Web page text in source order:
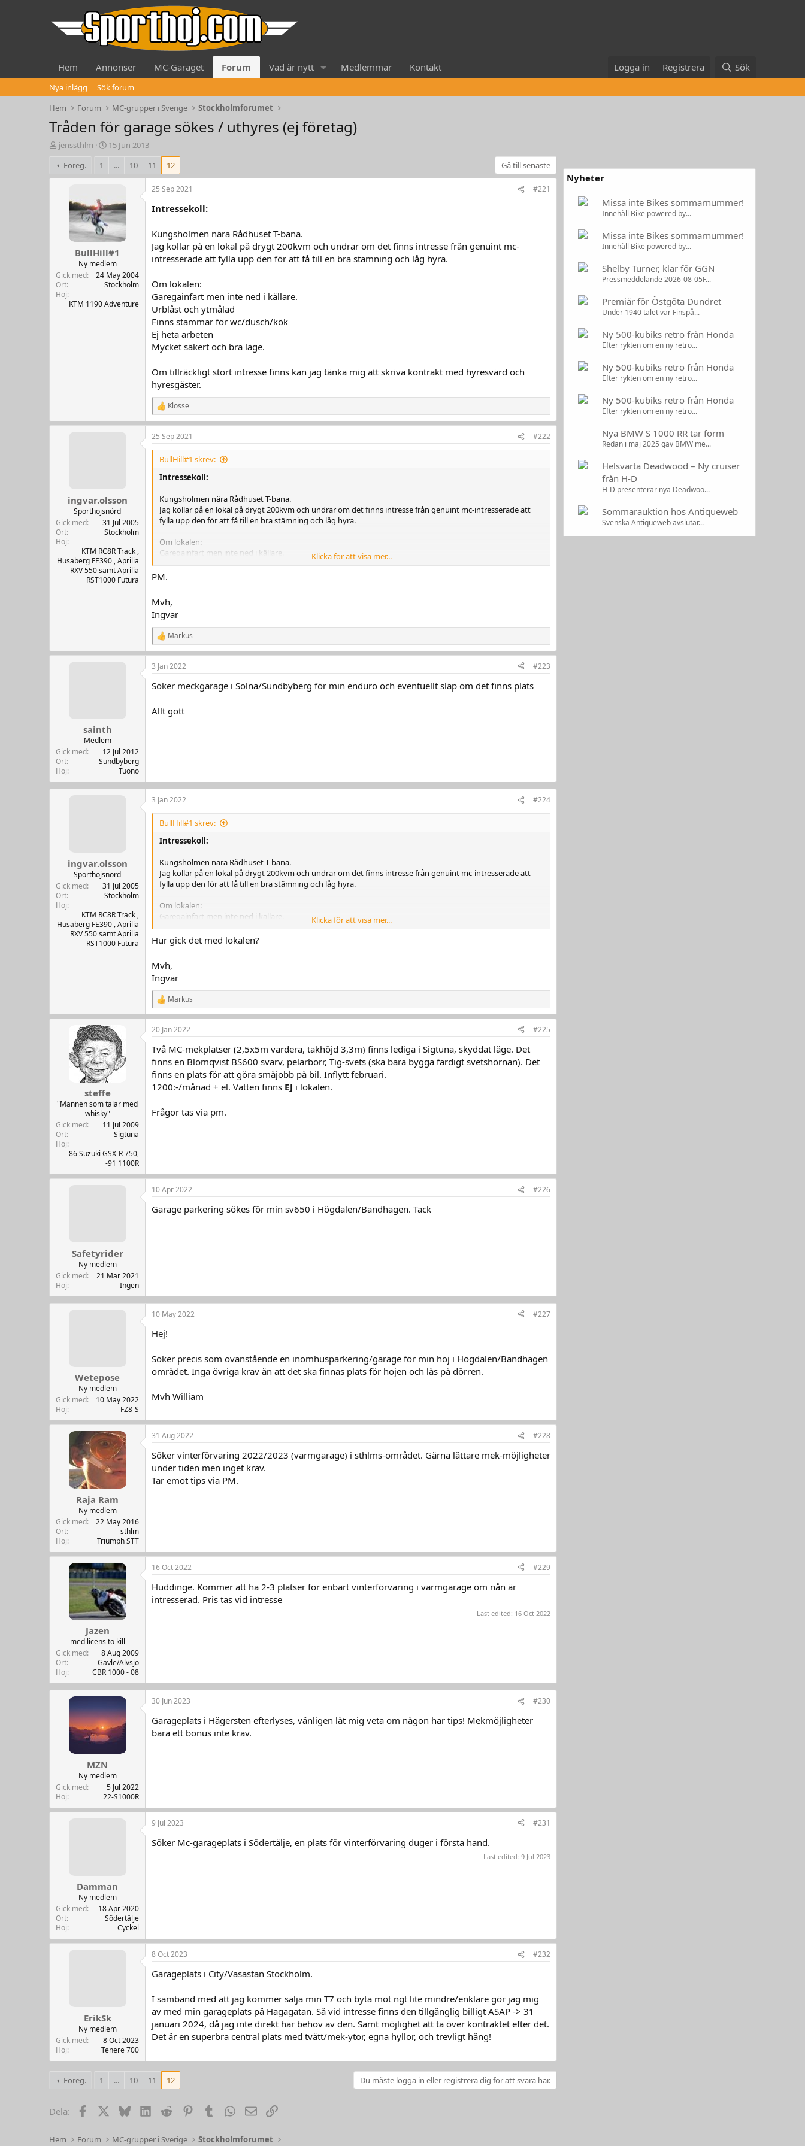
Hem Annonser MC-Garaget Forum Vad är nytt Medlemmar Kontakt Logga in Registrera Sök
Nya inlägg
Sök forum
Hem
Forum MC-grupper i Sverige Stockholmforumet
Tråden för garage sökes / uthyres (ej företag)
T
r
e
r
jenssthlm
S
r
a
t
e
15 Jun 2013
Föreg.
1 ... 10 11 12 Gå till senaste
BullHill#1
Ny medlem
Gick med
24 May 2004
Ort
Stockholm
Hoj
KTM 1190 Adventure
25 Sep 2021 #221
Intressekoll:
Kungsholmen nära Rådhuset T-bana.
Jag kollar på en lokal på drygt 200kvm och undrar om det finns intresse från genuint mc-
intresserade att fylla upp den för att få till en bra stämning och låg hyra.
Om lokalen:
Garegainfart men inte ned i källare.
Urblåst och ytmålad
Finns stammar för wc/dusch/kök
Ej heta arbeten
Mycket säkert och bra läge.
Om tillräckligt stort intresse finns kan jag tänka mig att skriva kontrakt med hyresvärd och
hyresgäster.
R
e
a
k
t
n
Klosse
ingvar.olsson
Sporthojsnörd
Gick med
31 Jul 2005
Ort
Stockholm
Hoj
KTM RC8R Track ,
Husaberg FE390 , Aprilia
RXV 550 samt Aprilia
RST1000 Futura
25 Sep 2021 #222
BullHill#1 skrev:
Intressekoll:
Kungsholmen nära Rådhuset T-bana.
Jag kollar på en lokal på drygt 200kvm och undrar om det finns intresse från genuint mc-intresserade att
fylla upp den för att få till en bra stämning och låg hyra.
Om lokalen:
Garegainfart men inte ned i källare.
Urblåst och ytmålad
Finns stammar för wc/dusch/kök
Om tillräckligt stort intresse finns kan jag tänka mig att skriva kontrakt med hyresvärd och hyresgäster.
Klicka för att visa mer...
PM.
Mvh,
Ingvar
R
e
a
k
i
n
e
Markus
sainth
Medlem
Gick med
12 Jul 2012
Ort
Sundbyberg
Hoj
Tuono
3 Jan 2022 #223
Söker meckgarage i Solna/Sundbyberg för min enduro och eventuellt släp om det finns plats
Allt gott
ingvar.olsson
Sporthojsnörd
Gick med
31 Jul 2005
Ort
Stockholm
Hoj
KTM RC8R Track ,
Husaberg FE390 , Aprilia
RXV 550 samt Aprilia
RST1000 Futura
3 Jan 2022 #224
BullHill#1 skrev:
Intressekoll:
Kungsholmen nära Rådhuset T-bana.
Jag kollar på en lokal på drygt 200kvm och undrar om det finns intresse från genuint mc-intresserade att
fylla upp den för att få till en bra stämning och låg hyra.
Om lokalen:
Garegainfart men inte ned i källare.
Urblåst och ytmålad
Finns stammar för wc/dusch/kök
Ej heta arbeten
Om tillräckligt stort intresse finns kan jag tänka mig att skriva kontrakt med hyresvärd och hyresgäster.
Klicka för att visa mer...
Hur gick det med lokalen?
Mvh,
Ingvar
R
e
a
k
i
o
n
e
r
Markus
steffe
"Mannen som talar med
whisky"
Gick med
11 Jul 2009
Ort
Sigtuna
Hoj
-86 Suzuki GSX-R 750,
-91 1100R
20 Jan 2022 #225
Två MC-mekplatser (2,5x5m vardera, takhöjd 3,3m) finns lediga i Sigtuna, skyddat läge. Det
finns en Blomqvist BS600 svarv, pelarborr, Tig-svets (ska bara bygga färdigt svetshörnan). Det
finns en plats för att göra småjobb på bil. Inflytt februari.
1200:-/månad + el. Vatten finns EJ i lokalen.
Frågor tas via pm.
Safetyrider
Ny medlem
Gick med
21 Mar 2021
Hoj
Ingen
10 Apr 2022 #226
Garage parkering sökes för min sv650 i Högdalen/Bandhagen. Tack
Wetepose
Ny medlem
Gick med
10 May 2022
Hoj
FZ8-S
10 May 2022 #227
Hej!
Söker precis som ovanstående en inomhusparkering/garage för min hoj i Högdalen/Bandhagen
området. Inga övriga krav än att det ska finnas plats för hojen och lås på dörren.
Mvh William
Raja Ram
Ny medlem
Gick med
22 May 2016
Ort
sthlm
Hoj
Triumph STT
31 Aug 2022 #228
Söker vinterförvaring 2022/2023 (varmgarage) i sthlms-området. Gärna lättare mek-möjligheter
under tiden men inget krav.
Tar emot tips via PM.
Jazen
med licens to kill
Gick med
8 Aug 2009
Ort
Gävle/Älvsjö
Hoj
CBR 1000 - 08
16 Oct 2022 #229
Huddinge. Kommer att ha 2-3 platser för enbart vinterförvaring i varmgarage om nån är
intresserad. Pris tas vid intresse
Last edited: 16 Oct 2022
MZN
Ny medlem
Gick med
5 Jul 2022
Hoj
22-S1000R
30 Jun 2023 #230
Garageplats i Hägersten efterlyses, vänligen låt mig veta om någon har tips! Mekmöjligheter
bara ett bonus inte krav.
Damman
Ny medlem
Gick med
18 Apr 2020
Ort
Södertälje
Hoj
Cyckel
9 Jul 2023 #231
Söker Mc-garageplats i Södertälje, en plats för vinterförvaring duger i första hand.
Last edited: 9 Jul 2023
ErikSk
Ny medlem
Gick med
8 Oct 2023
Hoj
Tenere 700
8 Oct 2023 #232
Garageplats i City/Vasastan Stockholm.
I samband med att jag kommer sälja min T7 och byta mot ngt lite mindre/enklare gör jag mig
av med min garageplats på Hagagatan. Så vid intresse finns den tillgänglig billigt ASAP -> 31
januari 2024, då jag inte direkt har behov av den. Samt möjlighet att ta över kontraktet efter det.
Det är en superbra central plats med tvätt/mek-ytor, egna hyllor, och trevligt häng!
Föreg. 1 ... 10 11 12 Du måste logga in eller registrera dig för att svara här.
Dela: Facebook BlueskyLinkedIn
Reddit PinterestTumblrWhatsApp
EmailLink
Nyheter
Missa inte Bikes sommarnummer!
Innehåll Bike powered by...
Missa inte Bikes sommarnummer!
Innehåll Bike powered by...
Shelby Turner, klar för GGN
Pressmeddelande 2026-08-05F...
Premiär för Östgöta Dundret
Under 1940 talet var Finspå...
Ny 500-kubiks retro från Honda
Efter rykten om en ny retro...
Ny 500-kubiks retro från Honda
Efter rykten om en ny retro...
Ny 500-kubiks retro från Honda
Efter rykten om en ny retro...
Nya BMW S 1000 RR tar form
Redan i maj 2025 gav BMW me...
Helsvarta Deadwood – Ny cruiser
från H-D
H-D presenterar nya Deadwoo...
Sommarauktion hos Antiqueweb
Svenska Antiqueweb avslutar...
Hem Forum MC-grupper i Sverige Stockholmforumet